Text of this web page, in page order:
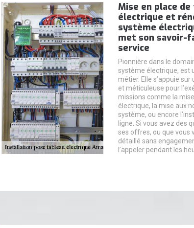
Mise en place
électrique et
système
met son savoir-
service
Pionnière dans le
système électrique, est
métier. Elle s’appuie
et méticuleuse pour
missions comme la
électrique, la mise aux
système, ou encore
ligne. Si vous avez des
ses offres, ou que vous
détaillé sans
l’appeler pendant les